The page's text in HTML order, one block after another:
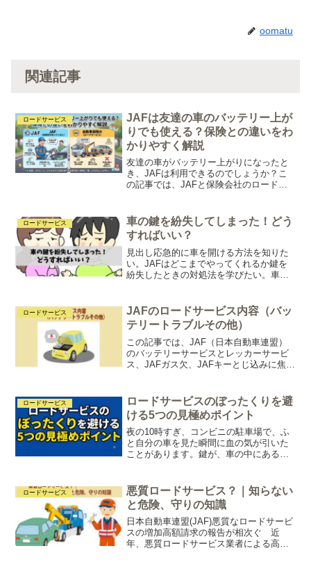
oomatu
関連記事
ロードサービス
JAFは友達の車のバッテリー上が
りでも使える？保険との違いをわ
かりやすく解説
友達の車がバッテリー上がりになったと
き、JAFは利用できるのでしょうか？こ
の記事では、JAFと保険会社のロードサ
ス」の違いや、JAFがおすすめな人も紹
介します。
ロードサービス
車の鍵を紛失してしまった！どう
すればいい？
見出し応急的に車を開ける方法を知りた
い。JAFはどこまでやってくれるか鍵を
紛失したときの対処法を学びたい。車の
があります。すぐに新しい鍵を手に入れ
る方法を考える必要があ...
ロードサービス
JAFのロードサービス内容（バッ
テリートラブルその他）
この記事では、JAF（日本自動車連盟）
のバッテリーサービスとレッカーサービ
ス、JAFガス欠、JAFキーとじ込みに焦点
なってから入ってもすぐその場では利用
できません。
ロードサービス
ロードサービスのぼったくりを避
ける5つの見極めポイント
夜の10時すぎ、コンビニの駐車場で、ふ
と自分の車を見た瞬間に血の気が引いた
ことがあります。鍵が、車の中にある。
も、全部車内に置き去りです。スマホで
「鍵 閉じ込め 業者」と...
ロードサービス
悪質ロードサービス？｜知らない
と危険、守りの知識
日本自動車連盟(JAF)悪質なロードサービ
スの増加高額請求の報告が相次ぐ 近
年、悪質ロードサービス業者による高額